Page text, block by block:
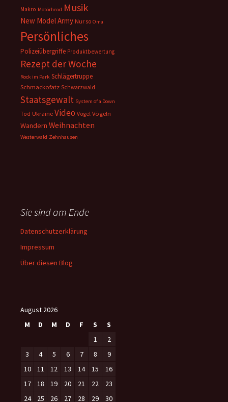
Makro Motörhead Musik
New Model Army Nur so Oma
Persönliches
Polizeiübergriffe Produktbewertung
Rezept der Woche
Rock im Park Schlägertruppe
Schmackofatz Schwarzwald
Staatsgewalt System of a Down
Tod Ukraine Video Vögel Vögeln
Wandern Weihnachten
Westerwald Zehnhausen
Sie sind am Ende
Datenschutzerklärung
Impressum
Über diesen Blog
August 2026
M
D M D F S
S
1
2
3
4 5 6 7 8
9
10
11 12 13 14 15
16
17
18 19 20 21 22
23
24
25 26 27 28 29 30